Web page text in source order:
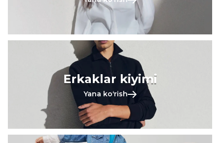
Erkaklar kiyimi
Yana koʻrish